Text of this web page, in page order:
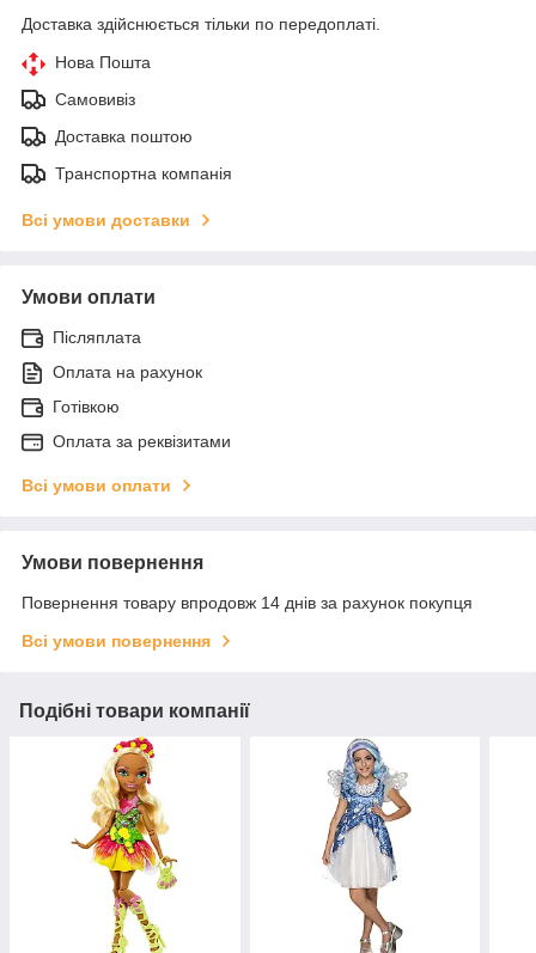
Доставка здійснюється тільки по передоплаті.
Нова Пошта
Самовивіз
Доставка поштою
Транспортна компанія
Всі умови доставки
Умови оплати
Післяплата
Оплата на рахунок
Готівкою
Оплата за реквізитами
Всі умови оплати
Умови повернення
Повернення товару впродовж 14 днів за рахунок покупця
Всі умови повернення
Подібні товари компанії